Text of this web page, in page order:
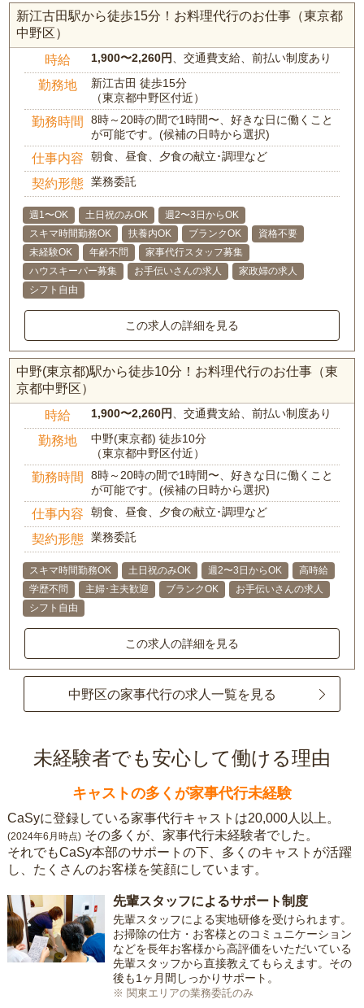
新江古田駅から徒歩15分！お料理代行のお仕事（東京都
中野区）
時給 1,900〜2,260円 、交通費支給、前払い制度あり
勤務地
新江古田 徒歩15分
（東京都中野区付近）
勤務時間
8時～20時の間で1時間〜、好きな日に働くこと
が可能です。(候補の日時から選択)
仕事内容 朝食、昼食、夕食の献立･調理など
契約形態 業務委託
週1〜OK 土日祝のみOK
週2〜3日からOK
スキマ時間勤務OK
扶養内OK ブランクOK
資格不要
未経験OK
年齢不問
家事代行スタッフ募集
ハウスキーパー募集
お手伝いさんの求人
家政婦の求人
シフト自由
この求人の詳細を見る
中野(東京都)駅から徒歩10分！お料理代行のお仕事（東
京都中野区）
時給 1,900〜2,260円 、交通費支給、前払い制度あり
勤務地
中野(東京都) 徒歩10分
（東京都中野区付近）
勤務時間
8時～20時の間で1時間〜、好きな日に働くこと
が可能です。(候補の日時から選択)
仕事内容 朝食、昼食、夕食の献立･調理など
契約形態 業務委託
スキマ時間勤務OK 土日祝のみOK 週2〜3日からOK
高時給
学歴不問
主婦･主夫歓迎 ブランクOK
お手伝いさんの求人
シフト自由
この求人の詳細を見る
中野区の家事代行の求人一覧を見る
未経験者でも安心して働ける理由
キャストの多くが家事代行未経験
CaSyに登録している家事代行キャストは20,000人以上。
(2024年6月時点) その多くが、家事代行未経験者でした。
それでもCaSy本部のサポートの下、多くのキャストが活躍
し、たくさんのお客様を笑顔にしています。
先輩スタッフによるサポート制度
先輩スタッフによる実地研修を受けられます。
お掃除の仕方・お客様とのコミュニケーション
などを長年お客様から高評価をいただいている
先輩スタッフから直接教えてもらえます。その
後も1ヶ月間しっかりサポート。
※ 関東エリアの業務委託のみ